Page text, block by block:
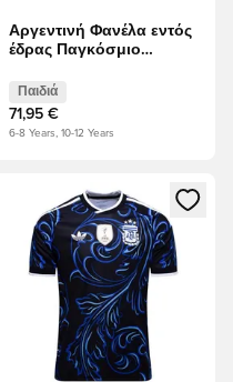
Αργεντινή Φανέλα εντός
έδρας Παγκόσμιο
Παιδιά
71,95 €
6-8 Years, 10-12 Years
ή να εγγραφείτε ως
Ανοίγει ένα Modal για να